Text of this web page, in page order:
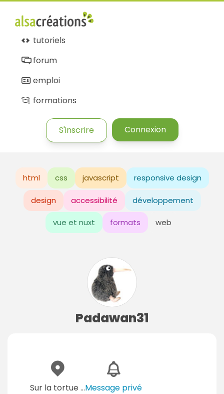
tutoriels
forum
emploi
formations
S'inscrire Connexion
html css javascript responsive design
design accessibilité développement
vue et nuxt formats web
Padawan31
Sur la tortue ...Message privé